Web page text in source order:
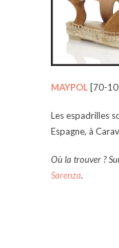
MAYPOL [70-
Les espadrilles
Espagne, à
Où la trouver ?
Sarenza.